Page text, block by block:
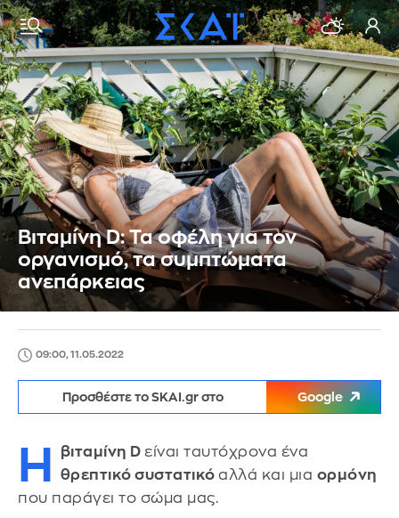
Βιταμίνη D: Τα οφέλη για τον
οργανισμό, τα συμπτώματα
ανεπάρκειας
09:00, 11.05.2022
Προσθέστε το SKAI.gr στο Google
Η βιταμίνη D είναι ταυτόχρονα ένα
θρεπτικό συστατικό αλλά και μια ορμόνη
που παράγει το σώμα μας.